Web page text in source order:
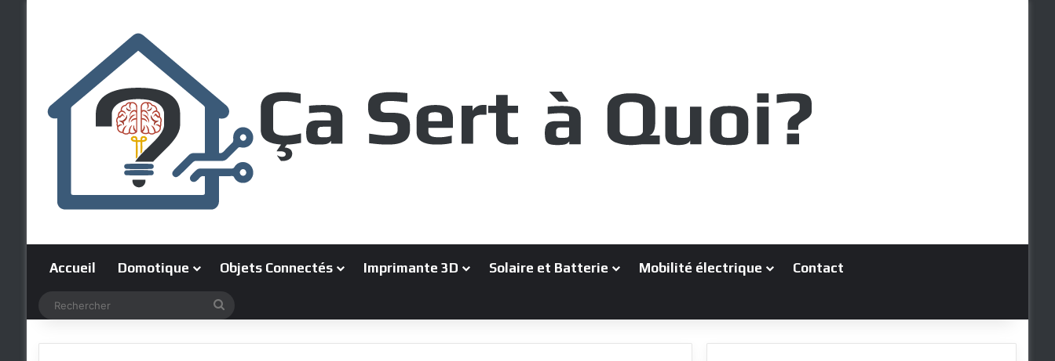
Accueil Domotique Objets Connectés Imprimante 3D Solaire et Batterie Mobilité électrique Contact
Rechercher